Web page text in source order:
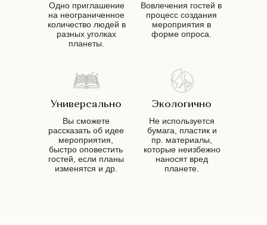
Одно приглашение
на неограниченное
количество людей в
разных уголках
планеты.
Универсально
Вы сможете
рассказать об идее
мероприятия,
быстро оповестить
гостей, если планы
изменятся и др.
Вовлечения гостей в
процесс создания
мероприятия в
форме опроса.
Экологично
Не используется
бумага, пластик и
пр. материалы,
которые неизбежно
наносят вред
планете.